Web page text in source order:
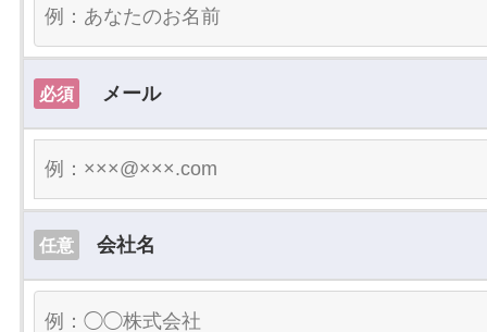
必須 メール
任意 会社名